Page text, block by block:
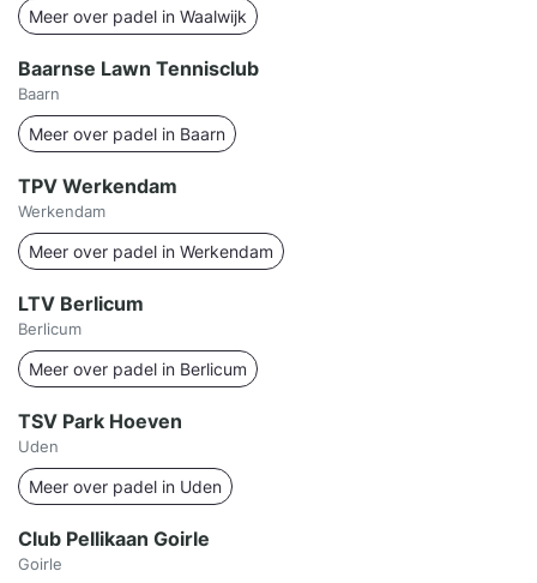
Meer over padel in Waalwijk
Baarnse Lawn Tennisclub
Baarn
Meer over padel in Baarn
TPV Werkendam
Werkendam
Meer over padel in Werkendam
LTV Berlicum
Berlicum
Meer over padel in Berlicum
TSV Park Hoeven
Uden
Meer over padel in Uden
Club Pellikaan Goirle
Goirle